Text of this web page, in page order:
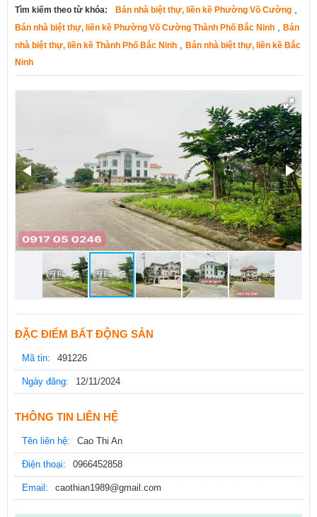
Tìm kiếm theo từ khóa: Bán nhà biệt thự, liền kề Phường Võ Cường
Bán nhà biệt thự, liền kề Phường Võ Cường Thành Phố Bắc Ninh
Bán
nhà biệt thự, liền kề Thành Phố Bắc Ninh
Bán nhà biệt thự, liền kề Bắc
Ninh
ĐẶC ĐIỂM BẤT ĐỘNG SẢN
Mã tin: 491226
Ngày đăng: 12/11/2024
THÔNG TIN LIÊN HỆ
Tên liên hệ: Cao Thi An
Điện thoại: 0966452858
Email: caothian1989@gmail.com